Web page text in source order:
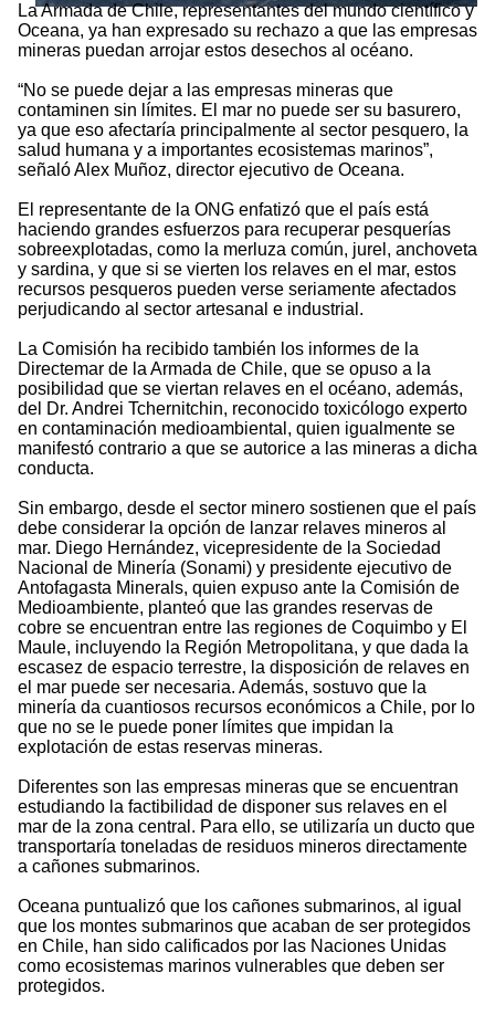
La Armada de Chile, representantes del mundo científico y
Oceana, ya han expresado su rechazo a que las empresas
mineras puedan arrojar estos desechos al océano.
“No se puede dejar a las empresas mineras que
contaminen sin límites. El mar no puede ser su basurero,
ya que eso afectaría principalmente al sector pesquero, la
salud humana y a importantes ecosistemas marinos”,
señaló Alex Muñoz, director ejecutivo de Oceana.
El representante de la ONG enfatizó que el país está
haciendo grandes esfuerzos para recuperar pesquerías
sobreexplotadas, como la merluza común, jurel, anchoveta
y sardina, y que si se vierten los relaves en el mar, estos
recursos pesqueros pueden verse seriamente afectados
perjudicando al sector artesanal e industrial.
La Comisión ha recibido también los informes de la
Directemar de la Armada de Chile, que se opuso a la
posibilidad que se viertan relaves en el océano, además,
del Dr. Andrei Tchernitchin, reconocido toxicólogo experto
en contaminación medioambiental, quien igualmente se
manifestó contrario a que se autorice a las mineras a dicha
conducta.
Sin embargo, desde el sector minero sostienen que el país
debe considerar la opción de lanzar relaves mineros al
mar. Diego Hernández, vicepresidente de la Sociedad
Nacional de Minería (Sonami) y presidente ejecutivo de
Antofagasta Minerals, quien expuso ante la Comisión de
Medioambiente, planteó que las grandes reservas de
cobre se encuentran entre las regiones de Coquimbo y El
Maule, incluyendo la Región Metropolitana, y que dada la
escasez de espacio terrestre, la disposición de relaves en
el mar puede ser necesaria. Además, sostuvo que la
minería da cuantiosos recursos económicos a Chile, por lo
que no se le puede poner límites que impidan la
explotación de estas reservas mineras.
Diferentes son las empresas mineras que se encuentran
estudiando la factibilidad de disponer sus relaves en el
mar de la zona central. Para ello, se utilizaría un ducto que
transportaría toneladas de residuos mineros directamente
a cañones submarinos.
Oceana puntualizó que los cañones submarinos, al igual
que los montes submarinos que acaban de ser protegidos
en Chile, han sido calificados por las Naciones Unidas
como ecosistemas marinos vulnerables que deben ser
protegidos.